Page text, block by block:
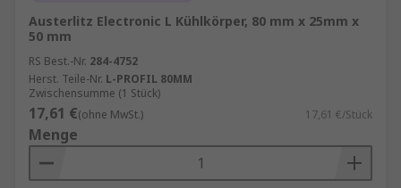
Austerlitz Electronic L Kühlkörper, 80 mm x 25mm x
50 mm
RS Best.-Nr. 284-4752
Herst. Teile-Nr. L-PROFIL 80MM
Zwischensumme (1 Stück)
17,61 €(ohne MwSt.) 17,61 €/Stück
Menge